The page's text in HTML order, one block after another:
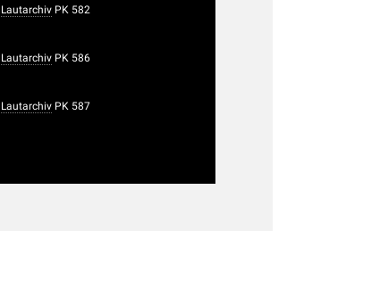
Lautarchiv PK 582
Lautarchiv PK 586
Lautarchiv PK 587